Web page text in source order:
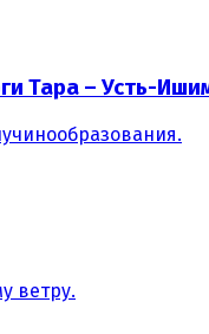
Тара – Усть-
ветру.